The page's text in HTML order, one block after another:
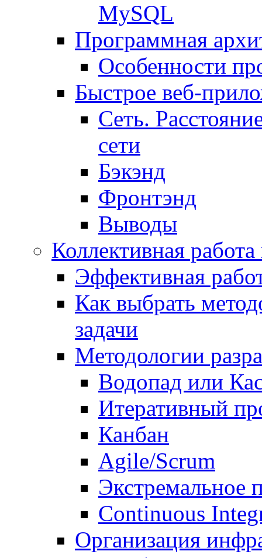
MySQL
Программная
Особенности
Быстрое веб-
Сеть.
сети
Бэкэнд
Фронтэнд
Выводы
Коллективная
Эффективная
Как выбрать
задачи
Методологии
Водопад или
Итеративный
Канбан
Agile/Scrum
Экстремальное
Continuous
Организация